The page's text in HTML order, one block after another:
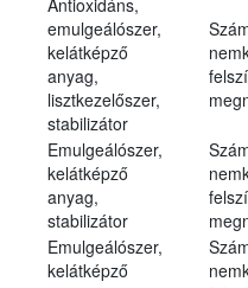
emulgeálószer,
kelátképző
anyag,
lisztkezelőszer,
stabilizátor
Emulgeálószer,
kelátképző
anyag,
stabilizátor
Emulgeálószer,
kelátképző